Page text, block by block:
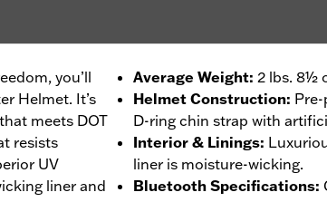
you’ll
Helmet. It’s
meets DOT
resists
UV
liner and
Average Weight: 2 lbs. 8½
Helmet Construction:
D-ring chin strap with
Interior & Linings:
liner is moisture-wicking.
Bluetooth Specifications: